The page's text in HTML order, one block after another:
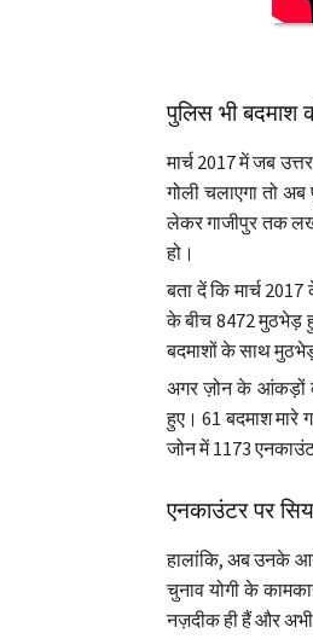
पुलिस भी बदमाश
मार्च 2017 में जब
गोली चलाएगा तो
लेकर गाजीपुर तक
हो।
बता दें कि मार्च
के बीच 8472 मुठभेड़
बदमाशों के साथ
अगर ज़ोन के आंकड़ों
हुए। 61 बदमाश मारे
जोन में 1173
एनकाउंटर पर
हालांकि, अब उनके
चुनाव योगी के
नज़दीक ही हैं और अभी